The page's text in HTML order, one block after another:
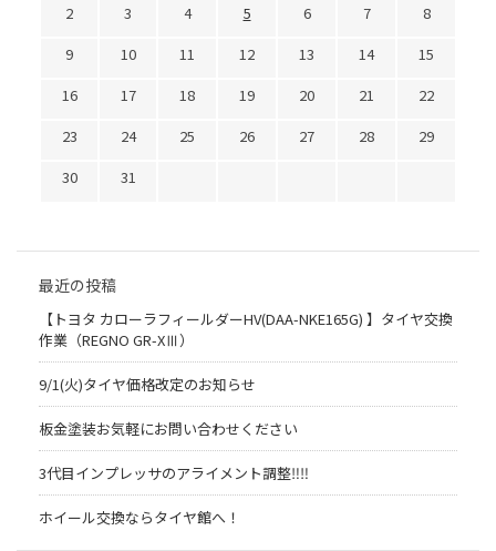
2
3 4 5 6 7
8
9
10 11 12 13 14
15
16
17 18 19 20 21
22
23
24 25 26 27 28
29
30
31
最近の投稿
【トヨタ カローラフィールダーHV(DAA-NKE165G) 】タイヤ交換
作業（REGNO GR-XⅢ）
9/1(火)タイヤ価格改定のお知らせ
板金塗装お気軽にお問い合わせください
3代目インプレッサのアライメント調整‼︎‼︎
ホイール交換ならタイヤ館へ！